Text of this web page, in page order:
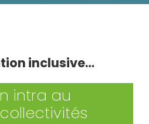
inclusive…
intra au